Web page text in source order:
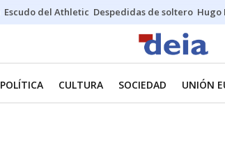
Escudo del Athletic Despedidas de soltero Hugo
POLÍTICA CULTURA SOCIEDAD UNIÓN